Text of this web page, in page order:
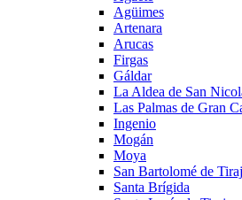
Agüimes
Artenara
Arucas
Firgas
Gáldar
La Aldea de San
Las Palmas de Gran
Ingenio
Mogán
Moya
San Bartolomé de
Santa Brígida